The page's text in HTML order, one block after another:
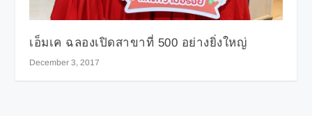
เอ็มเค ฉลองเปิดสาขาที่ 500 อย่างยิ่งใหญ่
December 3, 2017